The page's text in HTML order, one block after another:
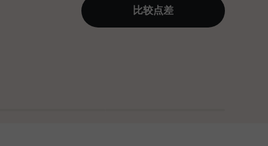
比较点差